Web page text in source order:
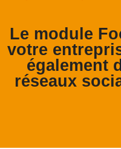
Le module
votre
également
réseaux